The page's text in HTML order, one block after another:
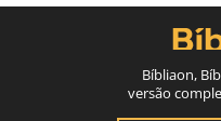
Bíbliaon,
versão